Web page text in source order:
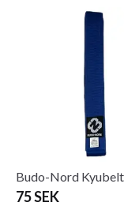
Budo-Nord
75 SEK